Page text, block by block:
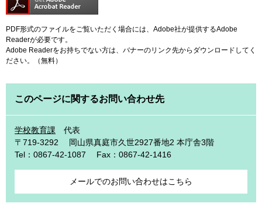
PDF形式のファイルをご覧いただく場合には、Adobe社が提供するAdobe
Readerが必要です。
Adobe Readerをお持ちでない方は、バナーのリンク先からダウンロードしてく
ださい。（無料）
このページに関するお問い合わせ先
学校教育課
代表
〒719-3292
岡山県真庭市久世2927番地2 本庁舎3階
Tel：0867-42-1087
Fax：0867-42-1416
メールでのお問い合わせはこちら